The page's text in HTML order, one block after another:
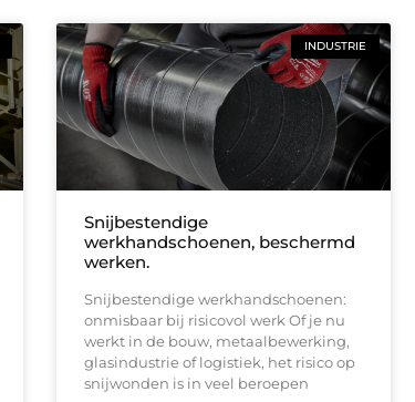
INDUSTRIE
Snijbestendige
werkhandschoenen, beschermd
werken.
Snijbestendige werkhandschoenen:
onmisbaar bij risicovol werk Of je nu
werkt in de bouw, metaalbewerking,
glasindustrie of logistiek, het risico op
snijwonden is in veel beroepen